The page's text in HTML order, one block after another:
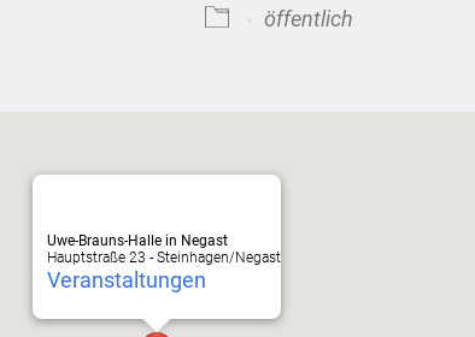
öffentlich
Uwe-Brauns-Halle in Negast
Hauptstraße 23 - Steinhagen/Negast
Veranstaltungen